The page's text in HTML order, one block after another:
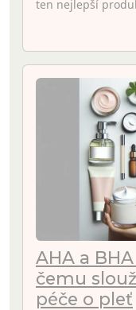
ten nejlepší
AHA a
čemu
péče o pleť